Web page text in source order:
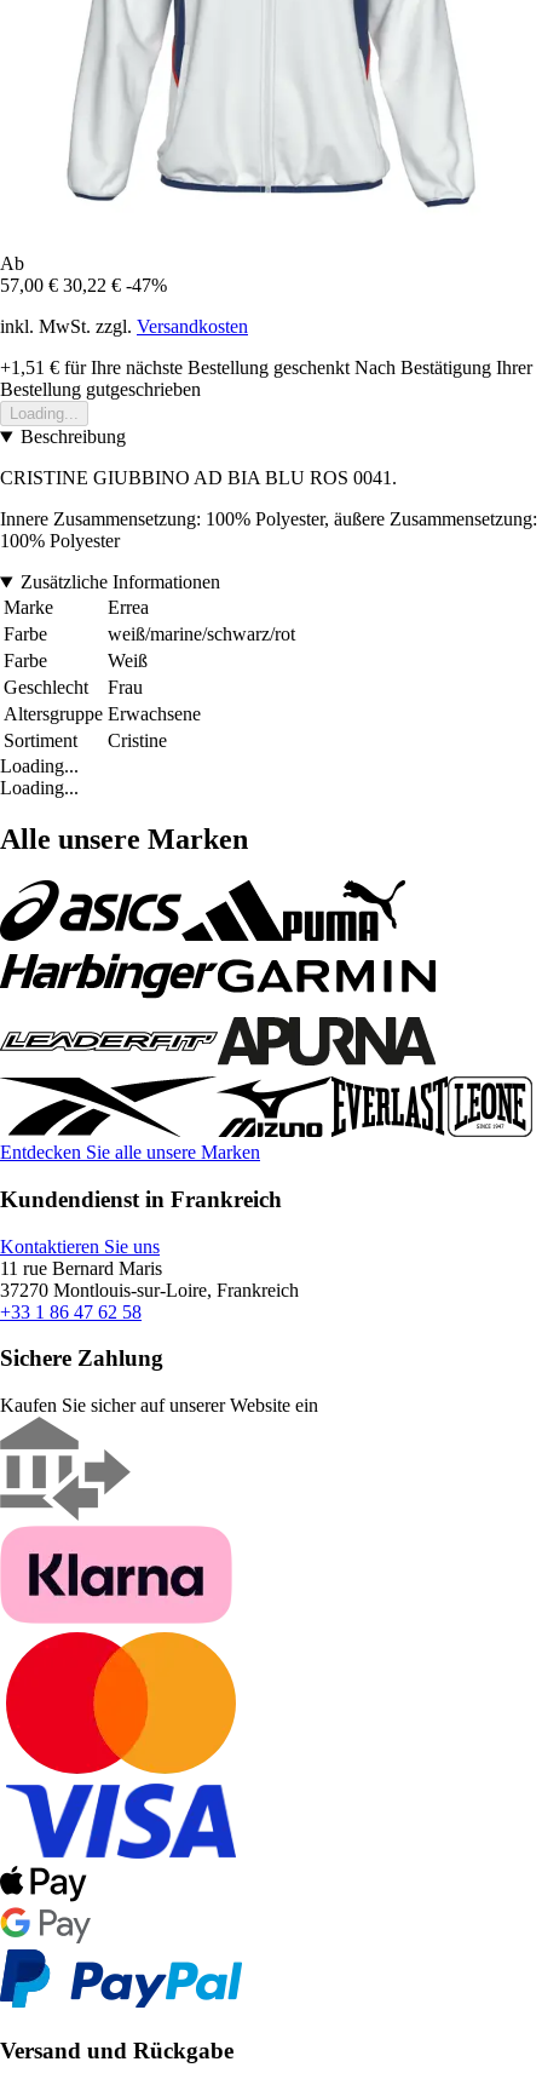
Ab
57,00 € 30,22 € -47%
inkl. MwSt. zzgl. Versandkosten
+1,51 € für Ihre nächste Bestellung geschenkt Nach Bestätigung Ihrer
Bestellung gutgeschrieben
Loading...
Beschreibung
CRISTINE GIUBBINO AD BIA BLU ROS 0041.
Innere Zusammensetzung: 100% Polyester, äußere Zusammensetzung:
100% Polyester
Zusätzliche Informationen
Marke
Errea
Farbe
weiß/marine/schwarz/rot
Farbe
Weiß
Geschlecht
Frau
Altersgruppe Erwachsene
Sortiment
Cristine
Loading...
Loading...
Alle unsere Marken
Entdecken Sie alle unsere Marken
Kundendienst in Frankreich
Kontaktieren Sie uns
11 rue Bernard Maris
37270 Montlouis-sur-Loire, Frankreich
+33 1 86 47 62 58
Sichere Zahlung
Kaufen Sie sicher auf unserer Website ein
Versand und Rückgabe